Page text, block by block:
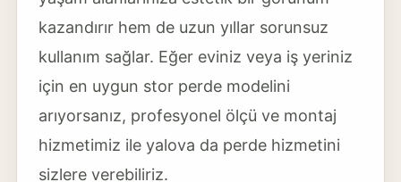
kazandırır hem de uzun yıllar sorunsuz
kullanım sağlar. Eğer eviniz veya iş yeriniz
için en uygun stor perde modelini
arıyorsanız, profesyonel ölçü ve montaj
hizmetimiz ile yalova da perde hizmetini
sizlere verebiliriz.